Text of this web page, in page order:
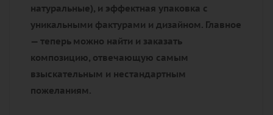
натуральные), и эффектная упаковка с
уникальными фактурами и дизайном. Главное
— теперь можно найти и заказать
композицию, отвечающую самым
взыскательным и нестандартным
пожеланиям.